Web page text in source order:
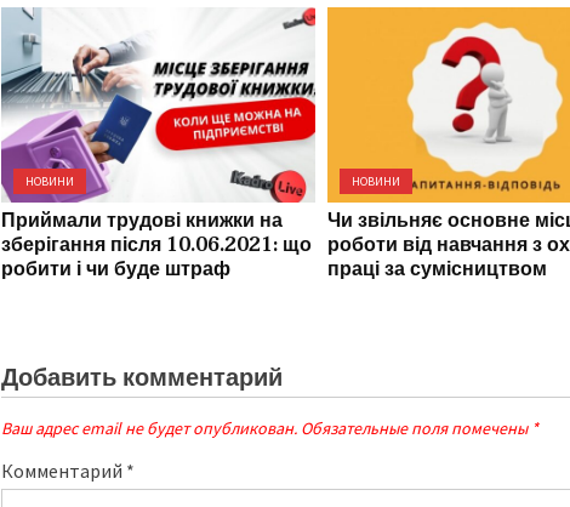
НОВИНИ
Приймали трудові книжки на
зберігання після 10.06.2021: що
робити і чи буде штраф
НОВИНИ
Чи звільняє основне
роботи від навчання з
праці за сумісництвом
Добавить комментарий
Ваш адрес email не будет опубликован. Обязательные поля помечены *
Комментарий *